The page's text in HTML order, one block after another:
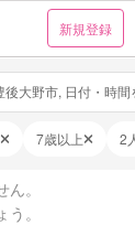
新規登録
大野市, 日付・時
7歳以上 2
。
。